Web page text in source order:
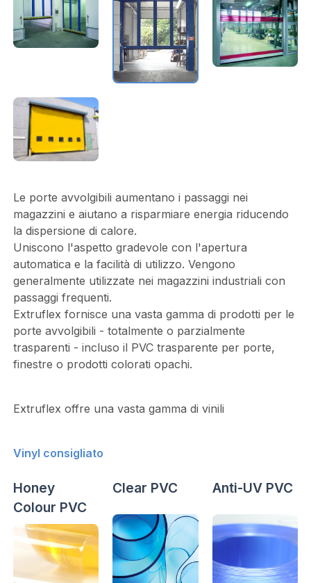
Le porte avvolgibili aumentano i passaggi nei
magazzini e aiutano a risparmiare energia riducendo
la dispersione di calore.
Uniscono l'aspetto gradevole con l'apertura
automatica e la facilità di utilizzo. Vengono
generalmente utilizzate nei magazzini industriali con
passaggi frequenti.
Extruflex fornisce una vasta gamma di prodotti per le
porte avvolgibili - totalmente o parzialmente
trasparenti - incluso il PVC trasparente per porte,
finestre o prodotti colorati opachi.
Extruflex offre una vasta gamma di vinili
Vinyl consigliato
Honey
Colour PVC
Clear PVC Anti-UV PVC